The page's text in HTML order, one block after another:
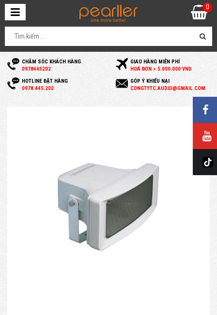
CHĂM SÓC KHÁCH HÀNG
0978445202
GIAO HÀNG MIỄN PHÍ
HOÁ ĐƠN > 5.000.000 VND
HOTLINE ĐẶT HÀNG
0978.445.202
GÓP Ý KHIẾU NẠI
CONGTYTC.AUDIO@GMAIL.COM
0